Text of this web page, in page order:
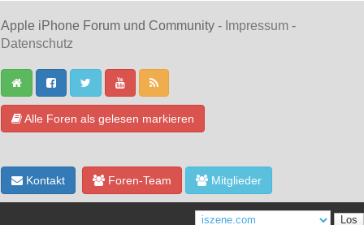
Apple iPhone Forum und Community - Impressum -
Datenschutz
Alle Foren als gelesen markieren
Kontakt Foren-Team Mitglieder